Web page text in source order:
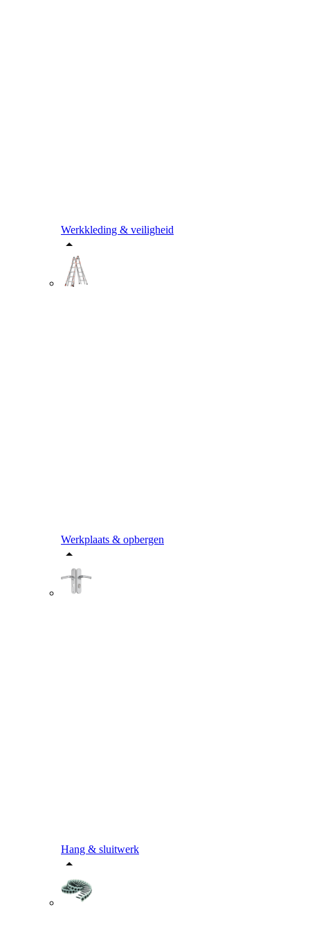
Werkkleding & veiligheid
Werkplaats & opbergen
Hang & sluitwerk